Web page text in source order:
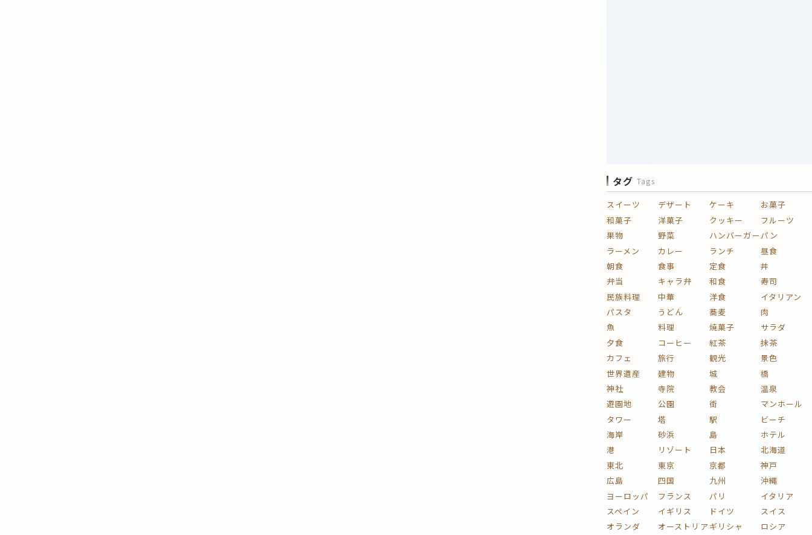
タグ Tags
スイーツ デザート ケーキ
お菓子
和菓子
洋菓子 クッキー
フルーツ
果物
野菜 ハンバーガーパン
ラーメン
カレー ランチ
昼食
朝食
食事 定食
丼
弁当
キャラ弁 和食
寿司
民族料理
中華 洋食
イタリアン
パスタ
うどん 蕎麦
肉
魚
料理 焼菓子
サラダ
夕食
コーヒー 紅茶
抹茶
カフェ
旅行 観光
景色
世界遺産
建物 城
橋
神社
寺院 教会
温泉
遊園地
公園 街
マンホール
タワー
塔 駅
ビーチ
海岸
砂浜 島
ホテル
港
リゾート 日本
北海道
東北
東京 京都
神戸
広島
四国 九州
沖縄
ヨーロッパ
フランス パリ
イタリア
スペイン
イギリス ドイツ
スイス
オランダ
オーストリア ギリシャ
ロシア